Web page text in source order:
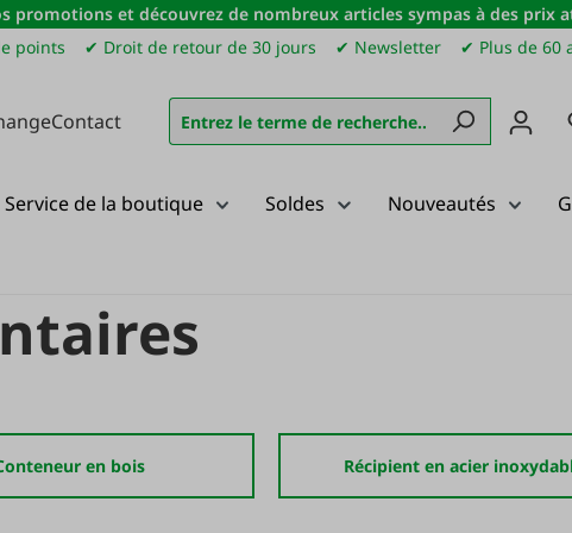
promotions et découvrez de nombreux articles sympas à des prix
points ✔ Droit de retour de 30 jours ✔ Newsletter ✔ Plus de 60
Contact
Service de la boutique Soldes Nouveautés
en bois Récipient en acier